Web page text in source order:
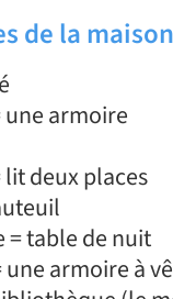
de la maison
armoire
deux places
= table de nuit
armoire à